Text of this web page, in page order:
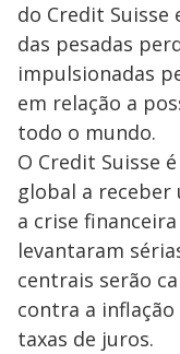
do Credit
das pesadas
impulsionadas
em relação a
todo o mundo.
O Credit Suisse
global a receber
a crise
levantaram
centrais serão
contra a
taxas de juros.